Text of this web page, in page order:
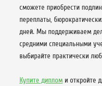
сможете приобрести
переплаты,
дней. Мы поддерживаем
средними специальными
выбирайте практически
Купите диплом и откройте